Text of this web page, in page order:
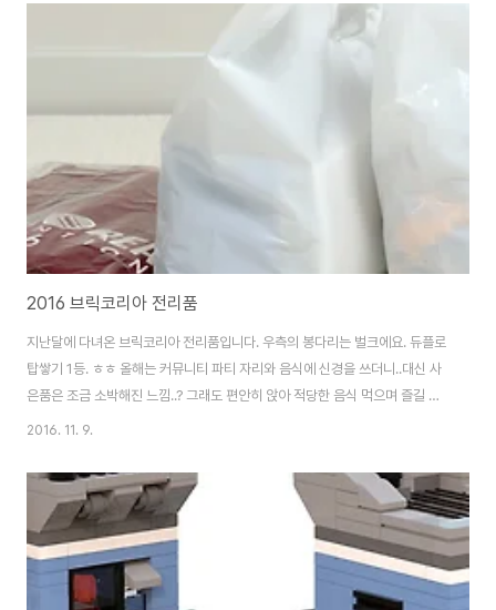
Captain Cold™ / 마이티 마이크로 - 플래시 VS 캡틴 콜드 [76064]
Mighty Micros: Spider Man vs. Green Goblin / 마이티 마이크로 - 스
파이더맨 VS 그린 고블린 처음 이 시리즈가 나왔을때 당황스러운 것이 프로모
2016 브릭코리아 전리품
지난달에 다녀온 브릭코리아 전리품입니다. 우측의 봉다리는 벌크에요. 듀플로
탑쌓기 1등. ㅎㅎ 올해는 커뮤니티 파티 자리와 음식에 신경을 쓰더니..대신 사
은품은 조금 소박해진 느낌..? 그래도 편안히 앉아 적당한 음식 먹으며 즐길 수
있어서 좋았습니다. 그리고 별작가가 만들어준 명찰불꽃헤드를 잃어버려서 아
알았는데 아쉽..
2016. 11. 9.